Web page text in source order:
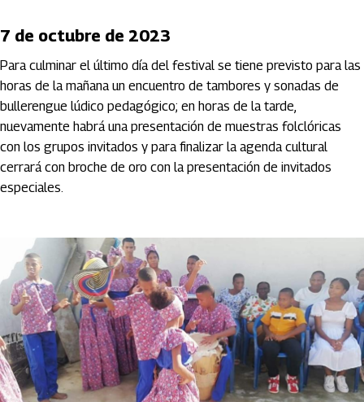
7 de octubre de 2023
Para culminar el último día del festival se tiene previsto para las
horas de la mañana un encuentro de tambores y sonadas de
bullerengue lúdico pedagógico; en horas de la tarde,
nuevamente habrá una presentación de muestras folclóricas
con los grupos invitados y para finalizar la agenda cultural
cerrará con broche de oro con la presentación de invitados
especiales.